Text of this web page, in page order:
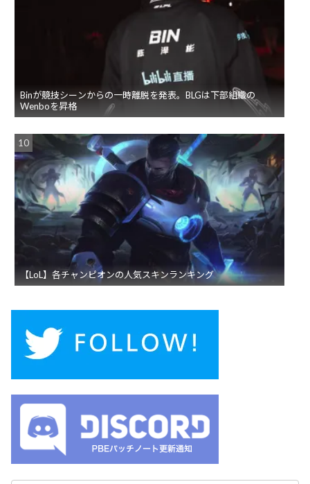
Binが競技シーンからの一時離脱を発表。BLGは下部組織の
Wenboを昇格
【LoL】各チャンピオンの人気スキンランキング